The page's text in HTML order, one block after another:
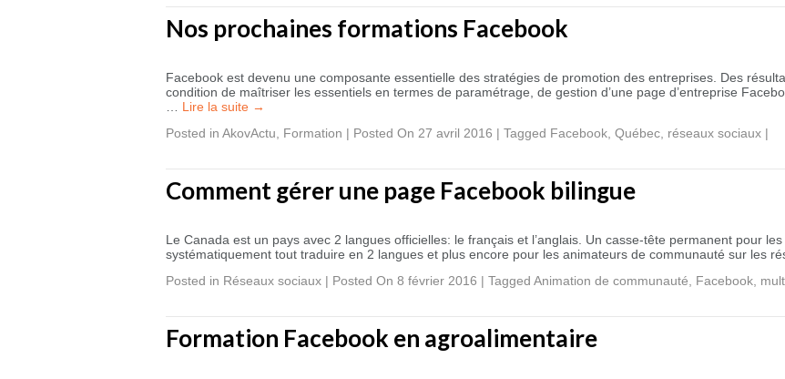
Nos prochaines formations Facebook
Facebook est devenu une composante essentielle des stratégies de promotion des entreprises. Des
condition de maîtriser les essentiels en termes de paramétrage, de gestion d’une page d’entreprise
Lire la suite →
Posted in AkovActu Formation | Posted On 27 avril 2016 | Tagged Facebook Québec réseaux sociaux |
Comment gérer une page Facebook bilingue
Le Canada est un pays avec 2 langues officielles: le français et l’anglais. Un casse-tête permanent pour
systématiquement tout traduire en 2 langues et plus encore pour les animateurs de communauté sur les
Posted in Réseaux sociaux | Posted On 8 février 2016 | Tagged Animation de communauté Facebook
Formation Facebook en agroalimentaire